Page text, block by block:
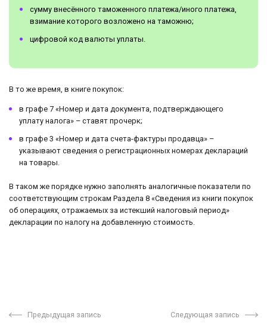
сумму внесённого таможенного платежа/иного платежа,
взимание которого возложено на таможню;
цифровой код валюты уплаты.
В то же время, в книге покупок:
в графе 7 «Номер и дата документа, подтверждающего
уплату налога» – ставят прочерк;
в графе 3 «Номер и дата счета-фактуры продавца» –
указывают сведения о регистрационных номерах деклараций
на товары.
В таком же порядке нужно заполнять аналогичные показатели по
соответствующим строкам Раздела 8 «Сведения из книги покупок
об операциях, отражаемых за истекший налоговый период»
декларации по налогу на добавленную стоимость.
Предыдущая запись Следующая запись